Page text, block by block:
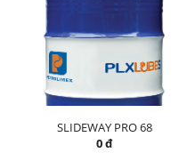
SLIDEWAY PRO 68
0 đ